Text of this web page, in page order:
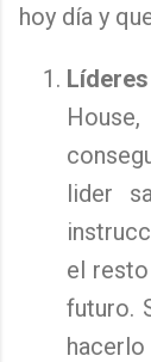
hoy día y
lider
el
futuro.
hacerlo